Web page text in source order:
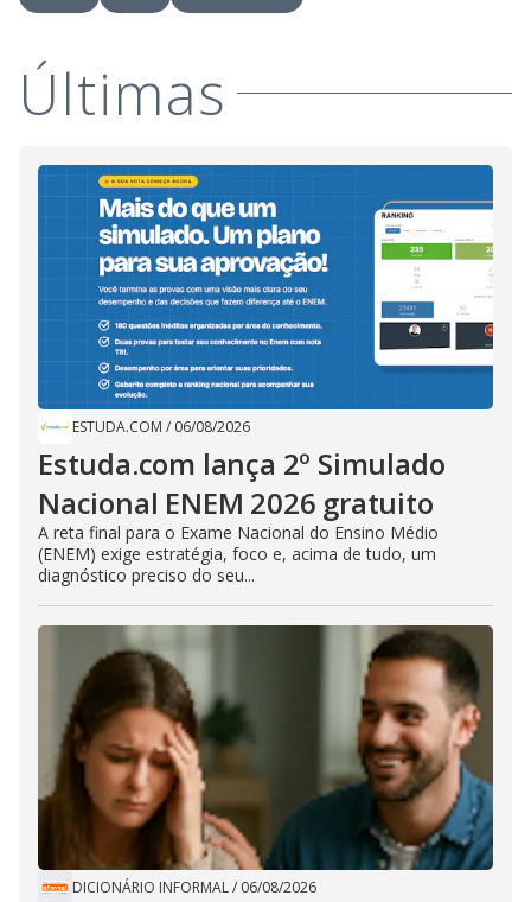
Últimas
ESTUDA.COM / 06/08/2026
Estuda.com lança 2º Simulado
Nacional ENEM 2026 gratuito
A reta final para o Exame Nacional do Ensino Médio
(ENEM) exige estratégia, foco e, acima de tudo, um
diagnóstico preciso do seu...
DICIONÁRIO INFORMAL/ 06/08/2026